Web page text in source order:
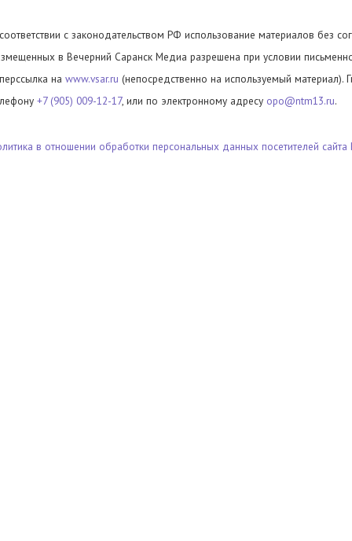
с законодательством РФ использование материалов без
в Вечерний Саранск Медиа разрешена при условии
на www.vsar.ru (непосредственно на используемый материал).
+7 (905) 009-12-17, или по электронному адресу opo@ntm13.ru.
в отношении обработки персональных данных посетителей